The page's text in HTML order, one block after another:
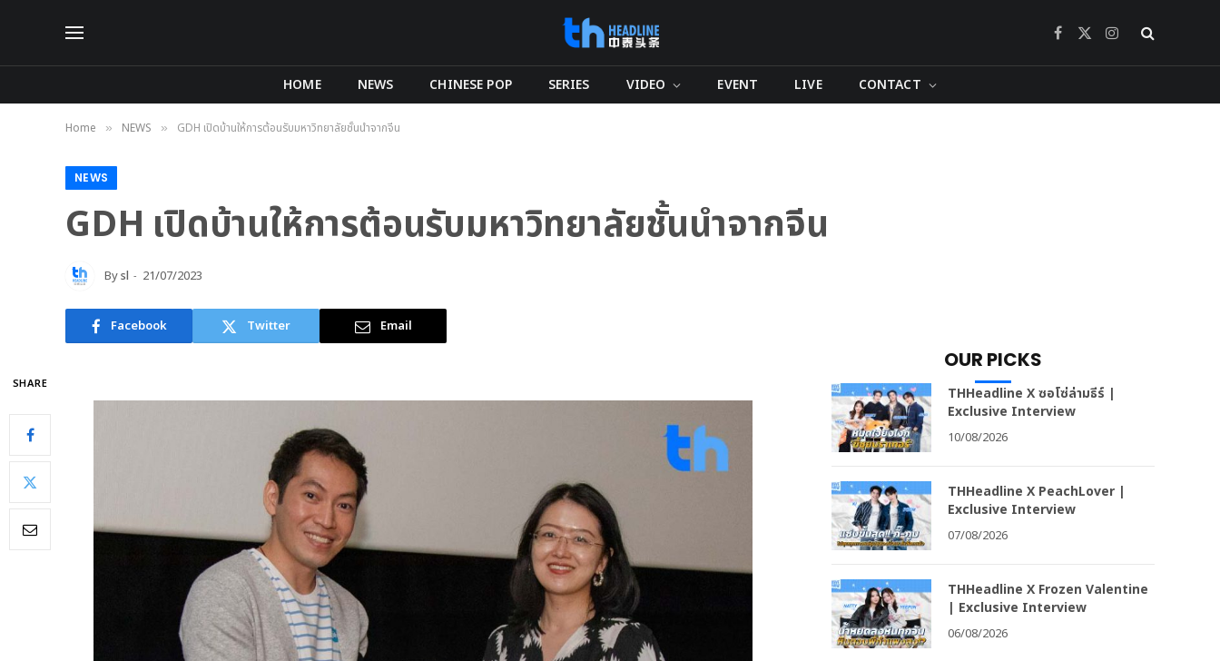
Facebook
X
Instagram
HOME NEWS CHINESE POP SERIES VIDEO EVENT LIVE CONTACT
Home » NEWS » GDH เปิดบ้านให้การต้อนรับมหาวิทยาลัยชั้นนำจากจีน
NEWS
GDH เปิดบ้านให้การต้อนรับมหาวิทยาลัยชั้นนำจากจีน
Bysl 21/07/2023
Facebook Twitter Email
SHARE
OUR PICKS
THHeadline X ซอโซ่ล่ามธีร์ |
Exclusive Interview
10/08/2026
THHeadline X PeachLover |
Exclusive Interview
07/08/2026
THHeadline X Frozen Valentine
| Exclusive Interview
06/08/2026